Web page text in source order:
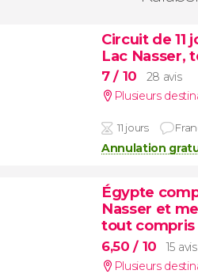
Circuit de 11
Lac Nasser,
7/ 10
28 avis
Plusieurs
11 jours
Annulation
Égypte
Nasser et
tout compris
6,50/ 10
15 avis
Plusieurs